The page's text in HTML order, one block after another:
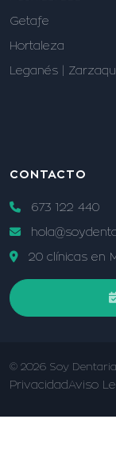
Getafe
Hortaleza
Leganés |
CONTACTO
673 122 440
20 clínicas en
© 2026 Soy
Privacidad Aviso